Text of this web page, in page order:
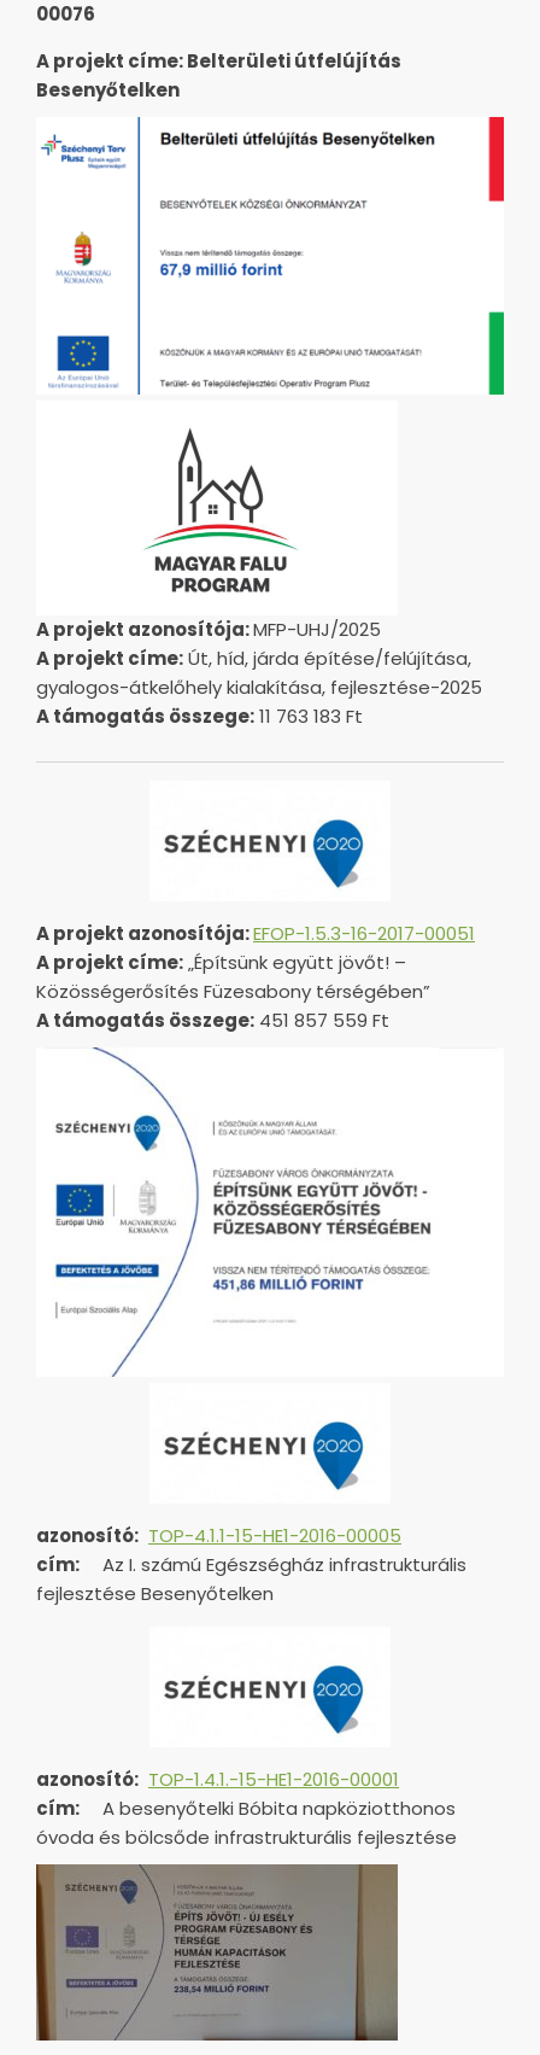
00076
A projekt címe: Belterületi útfelújítás
Besenyőtelken
A projekt azonosítója:MFP-UHJ/2025
A projekt címe:Út, híd, járda építése/felújítása,
gyalogos-átkelőhely kialakítása, fejlesztése-2025
A támogatás összege:11 763 183 Ft
A projekt azonosítója:EFOP-1.5.3-16-2017-00051
A projekt címe:„Építsünk együtt jövőt! –
Közösségerősítés Füzesabony térségében”
A támogatás összege: 451 857 559 Ft
azonosító: TOP-4.1.1-15-HE1-2016-00005
cím:
Az I. számú Egészségház infrastrukturális
fejlesztése Besenyőtelken
azonosító: TOP-1.4.1.-15-HE1-2016-00001
cím:
A besenyőtelki Bóbita napköziotthonos
óvoda és bölcsőde infrastrukturális fejlesztése